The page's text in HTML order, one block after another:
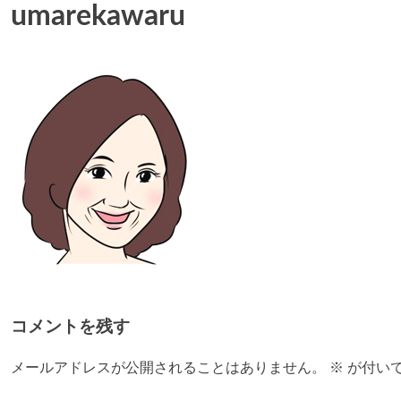
umarekawaru
コメントを残す
メールアドレスが公開されることはありません。 ※ が付い